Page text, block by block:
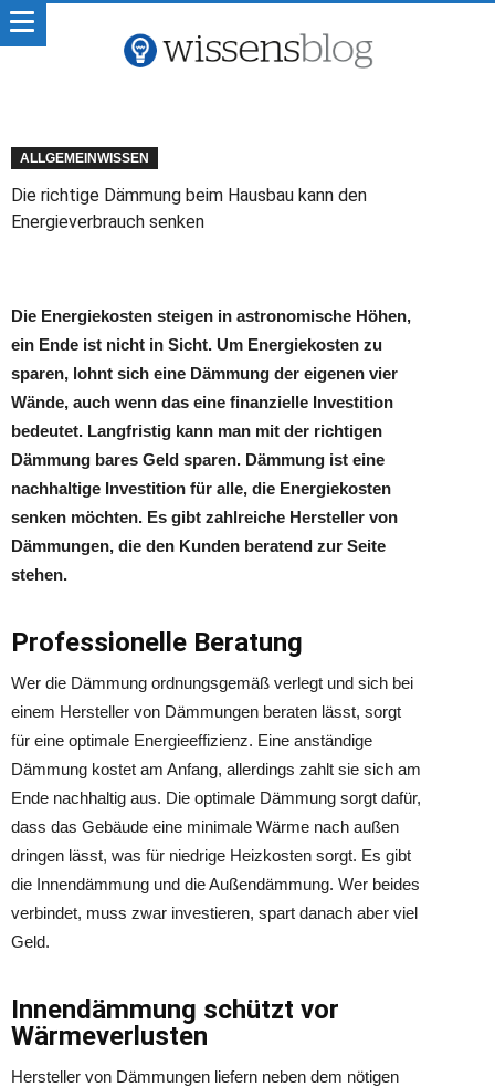
ALLGEMEINWISSEN
Die richtige Dämmung beim Hausbau kann den
Energieverbrauch senken
Die Energiekosten steigen in astronomische Höhen,
ein Ende ist nicht in Sicht. Um Energiekosten zu
sparen, lohnt sich eine Dämmung der eigenen vier
Wände, auch wenn das eine finanzielle Investition
bedeutet. Langfristig kann man mit der richtigen
Dämmung bares Geld sparen. Dämmung ist eine
nachhaltige Investition für alle, die Energiekosten
senken möchten. Es gibt zahlreiche Hersteller von
Dämmungen, die den Kunden beratend zur Seite
stehen.
Professionelle Beratung
Wer die Dämmung ordnungsgemäß verlegt und sich bei
einem Hersteller von Dämmungen beraten lässt, sorgt
für eine optimale Energieeffizienz. Eine anständige
Dämmung kostet am Anfang, allerdings zahlt sie sich am
Ende nachhaltig aus. Die optimale Dämmung sorgt dafür,
dass das Gebäude eine minimale Wärme nach außen
dringen lässt, was für niedrige Heizkosten sorgt. Es gibt
die Innendämmung und die Außendämmung. Wer beides
verbindet, muss zwar investieren, spart danach aber viel
Geld.
Innendämmung schützt vor
Wärmeverlusten
Hersteller von Dämmungen liefern neben dem nötigen